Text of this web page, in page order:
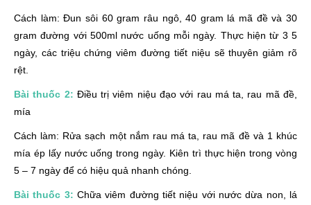
Cách làm: Đun sôi 60 gram râu ngô, 40 gram lá mã đề và 30
gram đường với 500ml nước uống mỗi ngày. Thực hiện từ 3 5
ngày, các triệu chứng viêm đường tiết niệu sẽ thuyên giảm rõ
rệt.
Bài thuốc 2: Điều trị viêm niệu đạo với rau má ta, rau mã đề,
mía
Cách làm: Rửa sạch một nắm rau má ta, rau mã đề và 1 khúc
mía ép lấy nước uống trong ngày. Kiên trì thực hiện trong vòng
5 – 7 ngày để có hiệu quả nhanh chóng.
Bài thuốc 3: Chữa viêm đường tiết niệu với nước dừa non, lá